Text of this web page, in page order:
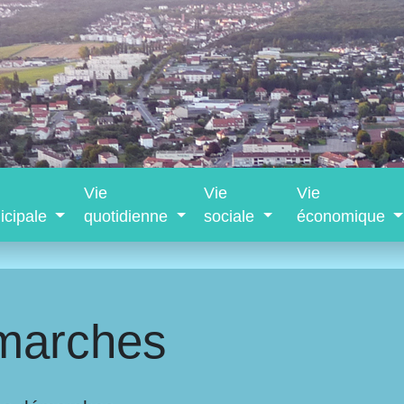
Vie
quotidienne
Vie
sociale
Vie
économique